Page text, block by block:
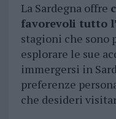
La Sardegna offre
favorevoli tutto
stagioni che sono
esplorare le sue
immergersi in
preferenze
che desideri